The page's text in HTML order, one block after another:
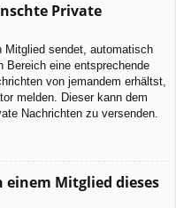
Private
Mitglied sendet, automatisch
Bereich eine entsprechende
von jemandem erhältst,
melden. Dieser kann dem
Nachrichten zu versenden.
einem Mitglied dieses